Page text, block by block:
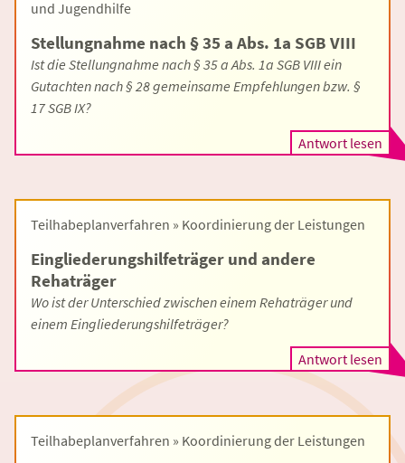
und Jugendhilfe
Stellungnahme nach § 35 a Abs. 1a SGB VIII
Ist die Stellungnahme nach § 35 a Abs. 1a SGB VIII ein
Gutachten nach § 28 gemeinsame Empfehlungen bzw. §
17 SGB IX?
Antwort lesen
Teilhabeplanverfahren » Koordinierung der Leistungen
Eingliederungshilfeträger und andere
Rehaträger
Wo ist der Unterschied zwischen einem Rehaträger und
einem Eingliederungshilfeträger?
Antwort lesen
Teilhabeplanverfahren » Koordinierung der Leistungen